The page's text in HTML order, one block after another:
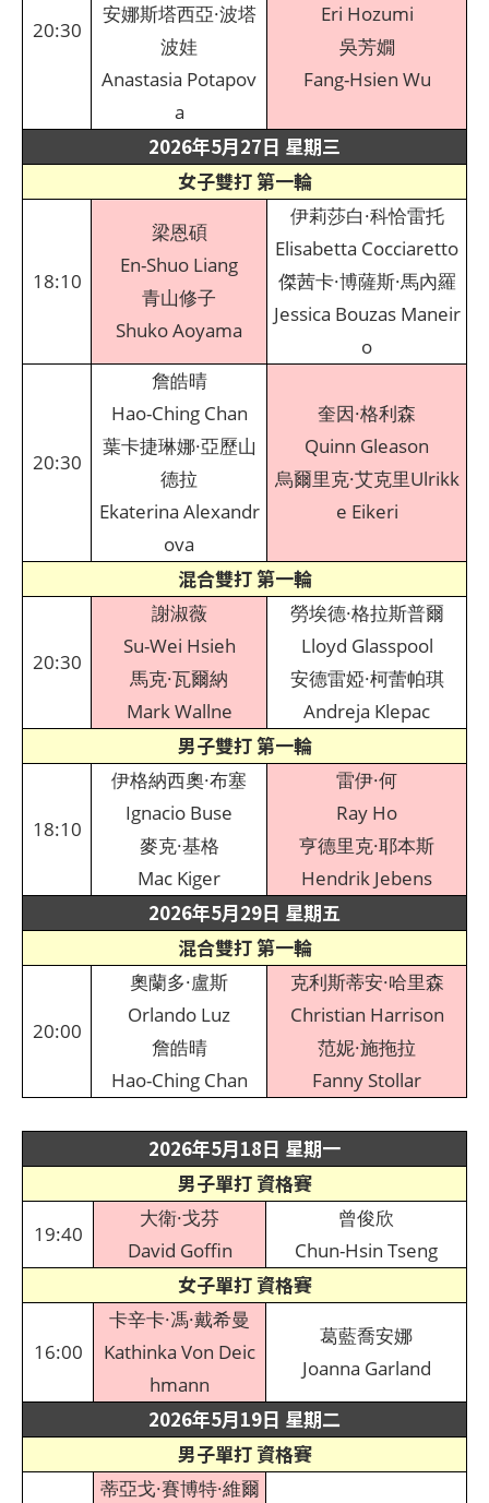
20:30
安娜斯塔西亞·波塔
波娃
Anastasia Potapov
a
Eri Hozumi
吳芳嫺
Fang-Hsien Wu
2026年5月27日 星期三
女子雙打 第一輪
18:10
梁恩碩
En-Shuo Liang
青山修子
Shuko Aoyama
伊莉莎白·科恰雷托
Elisabetta Cocciaretto
傑茜卡·博薩斯·馬內羅
Jessica Bouzas Maneir
o
20:30
詹皓晴
Hao-Ching Chan
葉卡捷琳娜·亞歷山
德拉
Ekaterina Alexandr
ova
奎因·格利森
Quinn Gleason
烏爾里克·艾克里Ulrikk
e Eikeri
混合雙打 第一輪
20:30
謝淑薇
Su-Wei Hsieh
馬克·瓦爾納
Mark Wallne
勞埃德·格拉斯普爾
Lloyd Glasspool
安德雷婭·柯蕾帕琪
Andreja Klepac
男子雙打 第一輪
18:10
伊格納西奧·布塞
Ignacio Buse
麥克·基格
Mac Kiger
雷伊·何
Ray Ho
亨德里克·耶本斯
Hendrik Jebens
2026年5月29日 星期五
混合雙打 第一輪
20:00
奧蘭多·盧斯
Orlando Luz
詹皓晴
Hao-Ching Chan
克利斯蒂安·哈里森
Christian Harrison
范妮·施拖拉
Fanny Stollar
2026年5月18日 星期一
男子單打 資格賽
19:40
大衛·戈芬
David Goffin
曾俊欣
Chun-Hsin Tseng
女子單打 資格賽
16:00
卡辛卡·馮·戴希曼
Kathinka Von Deic
hmann
葛藍喬安娜
Joanna Garland
2026年5月19日 星期二
男子單打 資格賽
蒂亞戈·賽博特·維爾